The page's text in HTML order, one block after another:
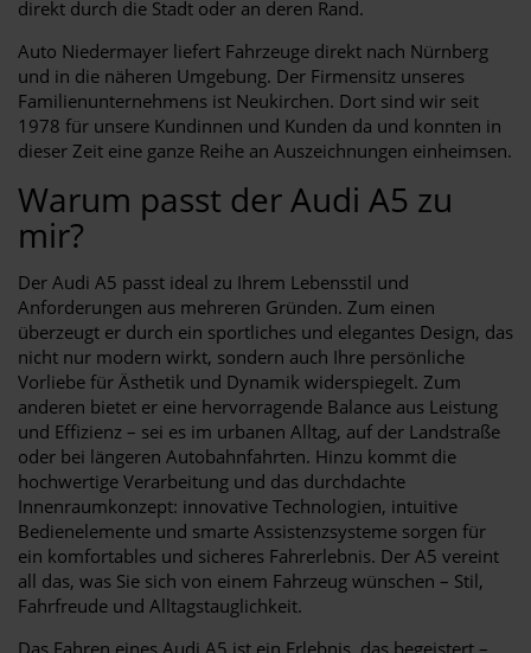
direkt durch die Stadt oder an deren Rand.
Auto Niedermayer liefert Fahrzeuge direkt nach Nürnberg
und in die näheren Umgebung. Der Firmensitz unseres
Familienunternehmens ist Neukirchen. Dort sind wir seit
1978 für unsere Kundinnen und Kunden da und konnten in
dieser Zeit eine ganze Reihe an Auszeichnungen einheimsen.
Warum passt der Audi A5 zu
mir?
Der Audi A5 passt ideal zu Ihrem Lebensstil und
Anforderungen aus mehreren Gründen. Zum einen
überzeugt er durch ein sportliches und elegantes Design, das
nicht nur modern wirkt, sondern auch Ihre persönliche
Vorliebe für Ästhetik und Dynamik widerspiegelt. Zum
anderen bietet er eine hervorragende Balance aus Leistung
und Effizienz – sei es im urbanen Alltag, auf der Landstraße
oder bei längeren Autobahnfahrten. Hinzu kommt die
hochwertige Verarbeitung und das durchdachte
Innenraumkonzept: innovative Technologien, intuitive
Bedienelemente und smarte Assistenzsysteme sorgen für
ein komfortables und sicheres Fahrerlebnis. Der A5 vereint
all das, was Sie sich von einem Fahrzeug wünschen – Stil,
Fahrfreude und Alltagstauglichkeit.
Das Fahren eines Audi A5 ist ein Erlebnis, das begeistert –